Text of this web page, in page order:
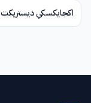
اكجايكسكي ديستريكت